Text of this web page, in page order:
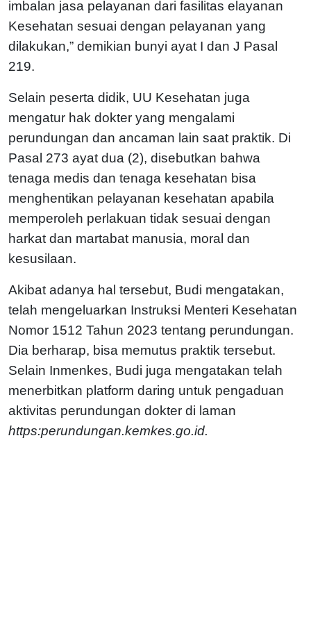
imbalan jasa pelayanan dari fasilitas elayanan
Kesehatan sesuai dengan pelayanan yang
dilakukan,” demikian bunyi ayat I dan J Pasal
219.
Selain peserta didik, UU Kesehatan juga
mengatur hak dokter yang mengalami
perundungan dan ancaman lain saat praktik. Di
Pasal 273 ayat dua (2), disebutkan bahwa
tenaga medis dan tenaga kesehatan bisa
menghentikan pelayanan kesehatan apabila
memperoleh perlakuan tidak sesuai dengan
harkat dan martabat manusia, moral dan
kesusilaan.
Akibat adanya hal tersebut, Budi mengatakan,
telah mengeluarkan Instruksi Menteri Kesehatan
Nomor 1512 Tahun 2023 tentang perundungan.
Dia berharap, bisa memutus praktik tersebut.
Selain Inmenkes, Budi juga mengatakan telah
menerbitkan platform daring untuk pengaduan
aktivitas perundungan dokter di laman
https:perundungan.kemkes.go.id.